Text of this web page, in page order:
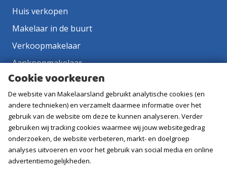
Huis verkopen
Makelaar in de buurt
Verkoopmakelaar
Aankoopmakelaar
Contact
Vacatures
Volg ons
Cookie voorkeuren
De website van Makelaarsland gebruikt analytische cookies (en
andere technieken) en verzamelt daarmee informatie over het
gebruik van de website om deze te kunnen analyseren. Verder
gebruiken wij tracking cookies waarmee wij jouw websitegedrag
onderzoeken, de website verbeteren, markt- en doelgroep
analyses uitvoeren en voor het gebruik van social media en online
advertentiemogelijkheden.